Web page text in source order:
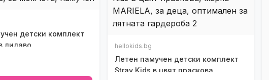
детски комплект
лилаво
hellokids.bg
Летен памучен детски комплект
Stray Kids в цвят праскова